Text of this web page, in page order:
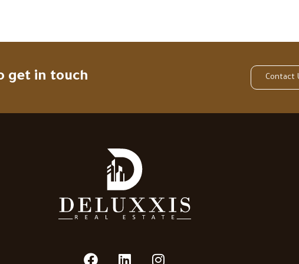
get in touch Contact